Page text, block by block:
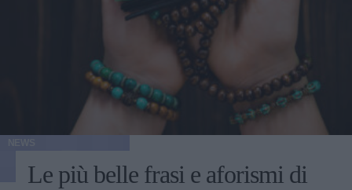
Le più belle frasi e aforismi di